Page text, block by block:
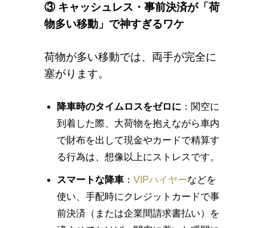
③ キャッシュレス・事前決済が「荷
物多い移動」で神すぎるワケ
荷物が多い移動では、両手が完全に
塞がります。
降車時のタイムロスをゼロに ：関空に
到着した際、大荷物を抱えながら車内
で財布を出して現金やカードで精算す
る行為は、想像以上にストレスです。
スマートな降車： VIPハイヤーなどを
使い、手配時にクレジットカードで事
前決済（または企業間請求書払い）を